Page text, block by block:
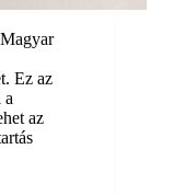
Ez az
a
az